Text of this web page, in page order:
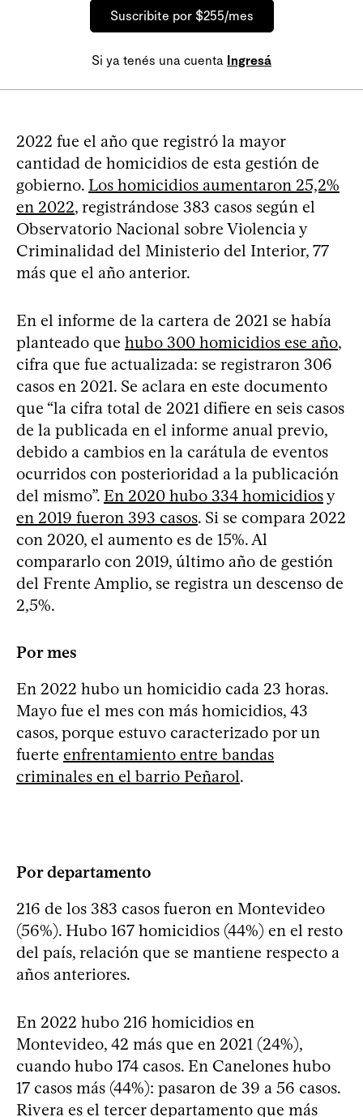
Suscribite por $255/mes
Si ya tenés una cuenta Ingresá
2022 fue el año que registró la mayor
cantidad de homicidios de esta gestión de
gobierno. Los homicidios aumentaron 25,2%
en 2022, registrándose 383 casos según el
Observatorio Nacional sobre Violencia y
Criminalidad del Ministerio del Interior, 77
más que el año anterior.
En el informe de la cartera de 2021 se había
planteado que hubo 300 homicidios ese año,
cifra que fue actualizada: se registraron 306
casos en 2021. Se aclara en este documento
que “la cifra total de 2021 difiere en seis casos
de la publicada en el informe anual previo,
debido a cambios en la carátula de eventos
ocurridos con posterioridad a la publicación
del mismo”. En 2020 hubo 334 homicidiosy
en 2019 fueron 393 casos. Si se compara 2022
con 2020, el aumento es de 15%. Al
compararlo con 2019, último año de gestión
del Frente Amplio, se registra un descenso de
2,5%.
Por mes
En 2022 hubo un homicidio cada 23 horas.
Mayo fue el mes con más homicidios, 43
casos, porque estuvo caracterizado por un
fuerte enfrentamiento entre bandas
criminales en el barrio Peñarol.
Por departamento
216 de los 383 casos fueron en Montevideo
(56%). Hubo 167 homicidios (44%) en el resto
del país, relación que se mantiene respecto a
años anteriores.
En 2022 hubo 216 homicidios en
Montevideo, 42 más que en 2021 (24%),
cuando hubo 174 casos. En Canelones hubo
17 casos más (44%): pasaron de 39 a 56 casos.
Rivera es el tercer departamento que más